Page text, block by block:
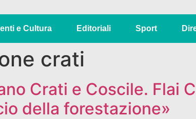
e Cultura Editoriali Sport
crati
Crati e Coscile. Flai
della forestazione»